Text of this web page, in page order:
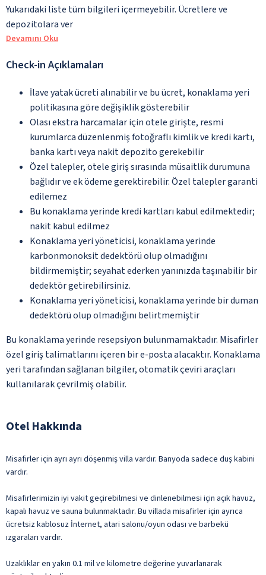
Yukarıdaki liste tüm bilgileri içermeyebilir. Ücretlere ve
depozitolara ver
Devamını Oku
Check-in Açıklamaları
İlave yatak ücreti alınabilir ve bu ücret, konaklama yeri
politikasına göre değişiklik gösterebilir
Olası ekstra harcamalar için otele girişte, resmi
kurumlarca düzenlenmiş fotoğraflı kimlik ve kredi kartı,
banka kartı veya nakit depozito gerekebilir
Özel talepler, otele giriş sırasında müsaitlik durumuna
bağlıdır ve ek ödeme gerektirebilir. Özel talepler garanti
edilemez
Bu konaklama yerinde kredi kartları kabul edilmektedir;
nakit kabul edilmez
Konaklama yeri yöneticisi, konaklama yerinde
karbonmonoksit dedektörü olup olmadığını
bildirmemiştir; seyahat ederken yanınızda taşınabilir bir
dedektör getirebilirsiniz.
Konaklama yeri yöneticisi, konaklama yerinde bir duman
dedektörü olup olmadığını belirtmemiştir
Bu konaklama yerinde resepsiyon bulunmamaktadır. Misafirler
özel giriş talimatlarını içeren bir e-posta alacaktır. Konaklama
yeri tarafından sağlanan bilgiler, otomatik çeviri araçları
kullanılarak çevrilmiş olabilir.
Otel Hakkında
Misafirler için ayrı ayrı döşenmiş villa vardır. Banyoda sadece duş kabini
vardır.
Misafirlerimizin iyi vakit geçirebilmesi ve dinlenebilmesi için açık havuz,
kapalı havuz ve sauna bulunmaktadır. Bu villada misafirler için ayrıca
ücretsiz kablosuz İnternet, atari salonu/oyun odası ve barbekü
ızgaraları vardır.
Uzaklıklar en yakın 0.1 mil ve kilometre değerine yuvarlanarak